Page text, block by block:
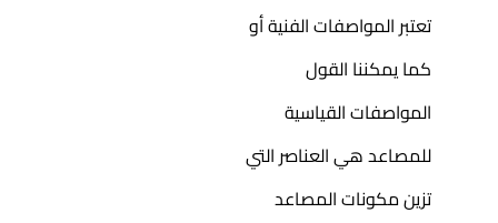
تعتبر المواصفات الفنية أو
كما يمكننا القول
المواصفات القياسية
للمصاعدهي العناصر التي
تزين مكونات المصاعد